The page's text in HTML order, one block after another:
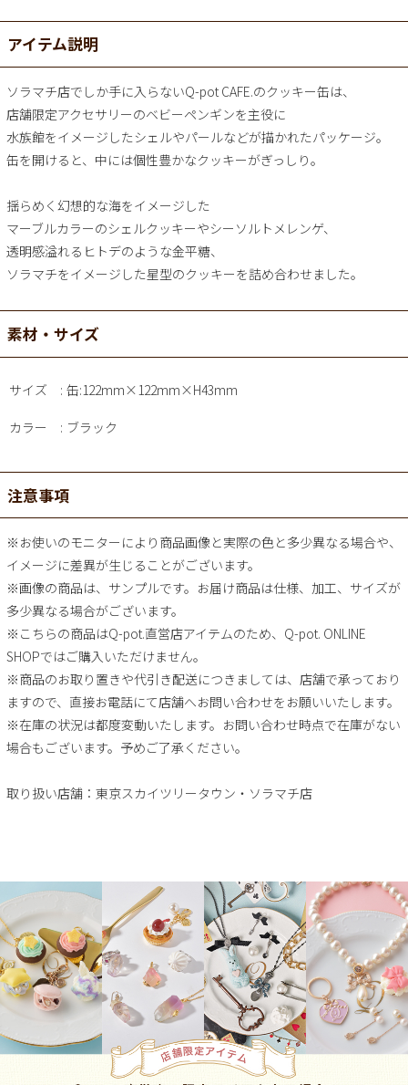
アイテム説明
ソラマチ店でしか手に入らないQ-pot CAFE.のクッキー缶は、
店舗限定アクセサリーのベビーペンギンを主役に
水族館をイメージしたシェルやパールなどが描かれたパッケージ。
缶を開けると、中には個性豊かなクッキーがぎっしり。
揺らめく幻想的な海をイメージした
マーブルカラーのシェルクッキーやシーソルトメレンゲ、
透明感溢れるヒトデのような金平糖、
ソラマチをイメージした星型のクッキーを詰め合わせました。
素材・サイズ
サイズ 缶:122mm×122mm×H43mm
カラー ブラック
注意事項
※お使いのモニターにより商品画像と実際の色と多少異なる場合や、
イメージに差異が生じることがございます。
※画像の商品は、サンプルです。お届け商品は仕様、加工、サイズが
多少異なる場合がございます。
※こちらの商品はQ-pot.直営店アイテムのため、Q-pot. ONLINE
SHOPではご購入いただけません。
※商品のお取り置きや代引き配送につきましては、店舗で承っており
ますので、直接お電話にて店舗へお問い合わせをお願いいたします。
※在庫の状況は都度変動いたします。お問い合わせ時点で在庫がない
場合もございます。予めご了承ください。
取り扱い店舗：東京スカイツリータウン・ソラマチ店